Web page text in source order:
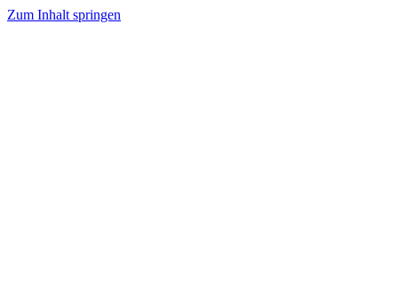
Zum Inhalt springen